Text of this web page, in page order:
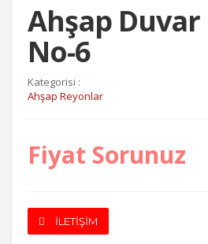
Ahşap Duvar
No-6
Kategorisi :
Ahşap Reyonlar
Fiyat Sorunuz
İLETİŞİM